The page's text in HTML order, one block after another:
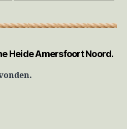
Heide Amersfoort Noord.